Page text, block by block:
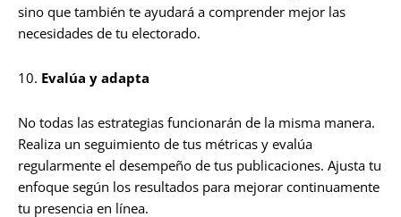
sino que también te ayudará a comprender mejor las
necesidades de tu electorado.
10. Evalúa y adapta
No todas las estrategias funcionarán de la misma manera.
Realiza un seguimiento de tus métricas y evalúa
regularmente el desempeño de tus publicaciones. Ajusta tu
enfoque según los resultados para mejorar continuamente
tu presencia en línea.